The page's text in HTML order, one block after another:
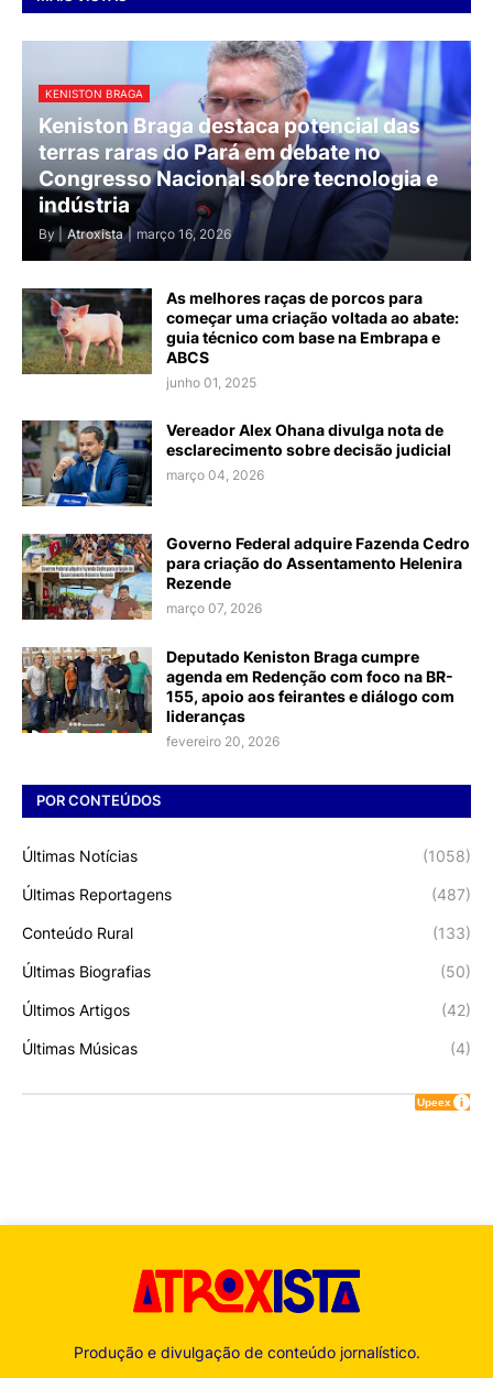
KENISTON BRAGA
Keniston Braga destaca potencial das
terras raras do Pará em debate no
Congresso Nacional sobre tecnologia e
indústria
By | Atroxista | março 16, 2026
As melhores raças de porcos para
começar uma criação voltada ao abate:
guia técnico com base na Embrapa e
ABCS
junho 01, 2025
Vereador Alex Ohana divulga nota de
esclarecimento sobre decisão judicial
março 04, 2026
Governo Federal adquire Fazenda Cedro
para criação do Assentamento Helenira
Rezende
março 07, 2026
Deputado Keniston Braga cumpre
agenda em Redenção com foco na BR-
155, apoio aos feirantes e diálogo com
lideranças
fevereiro 20, 2026
POR CONTEÚDOS
Últimas Notícias (1058)
Últimas Reportagens (487)
Conteúdo Rural (133)
Últimas Biografias (50)
Últimos Artigos (42)
Últimas Músicas (4)
Produção e divulgação de conteúdo jornalístico.